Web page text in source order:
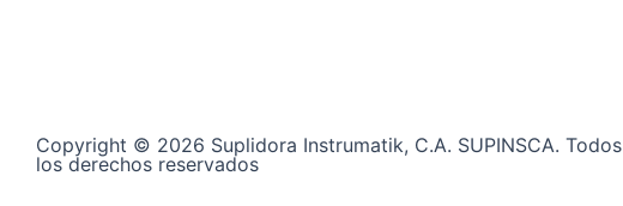
Copyright © 2026 Suplidora Instrumatik, C.A. SUPINSCA. Todos
los derechos reservados